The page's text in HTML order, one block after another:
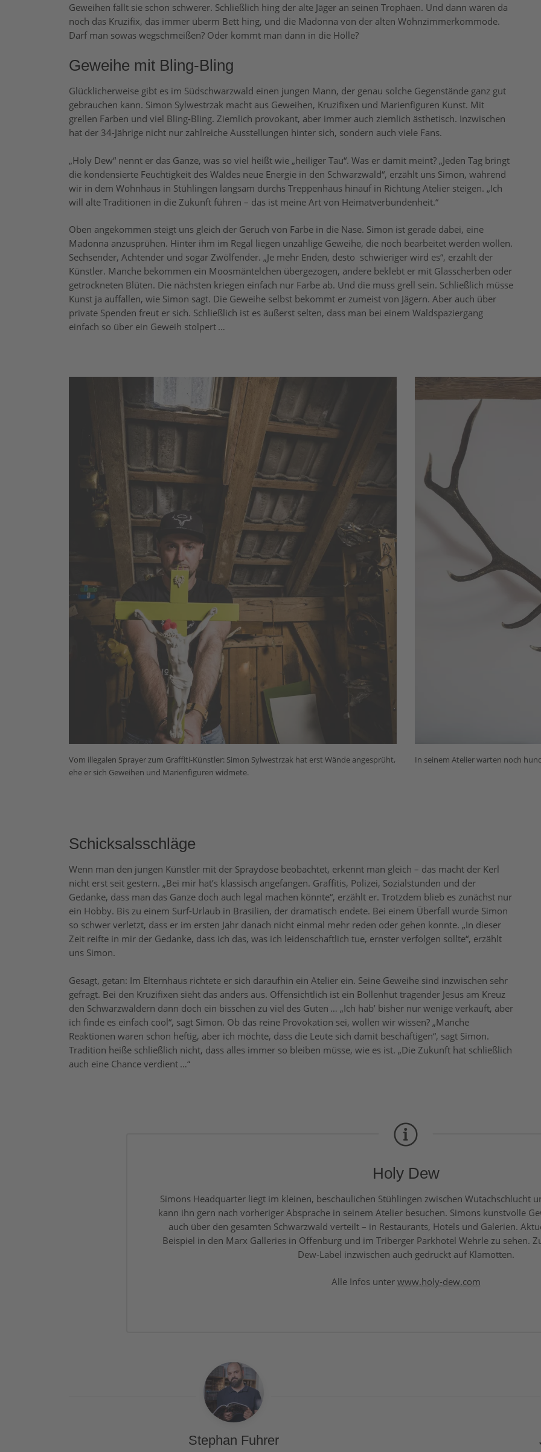
Geweihen fällt sie schon schwerer. Schließlich hing der alte Jäger an seinen Trophäen. Und dann wären da
noch das Kruzifix, das immer überm Bett hing, und die Madonna von der alten Wohnzimmerkommode.
Darf man sowas wegschmeißen? Oder kommt man dann in die Hölle?
Geweihe mit Bling-Bling
Glücklicherweise gibt es im Südschwarzwald einen jungen Mann, der genau solche Gegenstände ganz gut
gebrauchen kann. Simon Sylwestrzak macht aus Geweihen, Kruzifixen und Marienfiguren Kunst. Mit
grellen Farben und viel Bling-Bling. Ziemlich provokant, aber immer auch ziemlich ästhetisch. Inzwischen
hat der 34-Jährige nicht nur zahlreiche Ausstellungen hinter sich, sondern auch viele Fans.
„Holy Dew“ nennt er das Ganze, was so viel heißt wie „heiliger Tau“. Was er damit meint? „Jeden Tag bringt
die kondensierte Feuchtigkeit des Waldes neue Energie in den Schwarzwald“, erzählt uns Simon, während
wir in dem Wohnhaus in Stühlingen langsam durchs Treppenhaus hinauf in Richtung Atelier steigen. „Ich
will alte Traditionen in die Zukunft führen – das ist meine Art von Heimatverbundenheit.“
Oben angekommen steigt uns gleich der Geruch von Farbe in die Nase. Simon ist gerade dabei, eine
Madonna anzusprühen. Hinter ihm im Regal liegen unzählige Geweihe, die noch bearbeitet werden wollen.
Sechsender, Achtender und sogar Zwölfender. „Je mehr Enden, desto schwieriger wird es“, erzählt der
Künstler. Manche bekommen ein Moosmäntelchen übergezogen, andere beklebt er mit Glasscherben oder
getrockneten Blüten. Die nächsten kriegen einfach nur Farbe ab. Und die muss grell sein. Schließlich müsse
Kunst ja auffallen, wie Simon sagt. Die Geweihe selbst bekommt er zumeist von Jägern. Aber auch über
private Spenden freut er sich. Schließlich ist es äußerst selten, dass man bei einem Waldspaziergang
einfach so über ein Geweih stolpert …
Vom illegalen Sprayer zum Graffiti-Künstler: Simon Sylwestrzak hat erst Wände angesprüht,
ehe er sich Geweihen und Marienfiguren widmete.
In seinem Atelier warten noch
Schicksalsschläge
Wenn man den jungen Künstler mit der Spraydose beobachtet, erkennt man gleich – das macht der Kerl
nicht erst seit gestern. „Bei mir hat’s klassisch angefangen. Graffitis, Polizei, Sozialstunden und der
Gedanke, dass man das Ganze doch auch legal machen könnte“, erzählt er. Trotzdem blieb es zunächst nur
ein Hobby. Bis zu einem Surf-Urlaub in Brasilien, der dramatisch endete. Bei einem Überfall wurde Simon
so schwer verletzt, dass er im ersten Jahr danach nicht einmal mehr reden oder gehen konnte. „In dieser
Zeit reifte in mir der Gedanke, dass ich das, was ich leidenschaftlich tue, ernster verfolgen sollte“, erzählt
uns Simon.
Gesagt, getan: Im Elternhaus richtete er sich daraufhin ein Atelier ein. Seine Geweihe sind inzwischen sehr
gefragt. Bei den Kruzifixen sieht das anders aus. Offensichtlich ist ein Bollenhut tragender Jesus am Kreuz
den Schwarzwäldern dann doch ein bisschen zu viel des Guten … „Ich hab’ bisher nur wenige verkauft, aber
ich finde es einfach cool“, sagt Simon. Ob das reine Provokation sei, wollen wir wissen? „Manche
Reaktionen waren schon heftig, aber ich möchte, dass die Leute sich damit beschäftigen“, sagt Simon.
Tradition heiße schließlich nicht, dass alles immer so bleiben müsse, wie es ist. „Die Zukunft hat schließlich
auch eine Chance verdient …“
Holy Dew
Simons Headquarter liegt im kleinen, beschaulichen Stühlingen zwischen Wutachschlucht
kann ihn gern nach vorheriger Absprache in seinem Atelier besuchen. Simons kunstvolle
auch über den gesamten Schwarzwald verteilt – in Restaurants, Hotels und Galerien.
Beispiel in den Marx Galleries in Offenburg und im Triberger Parkhotel Wehrlezu sehen.
Dew-Label inzwischen auch gedruckt auf Klamotten.
Alle Infos unter www.holy-dew.com
Stephan Fuhrer